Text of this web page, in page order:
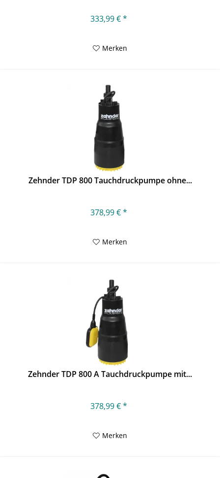
333,99 € *
Merken
Zehnder TDP 800 Tauchdruckpumpe ohne...
378,99 € *
Merken
Zehnder TDP 800 A Tauchdruckpumpe mit...
378,99 € *
Merken